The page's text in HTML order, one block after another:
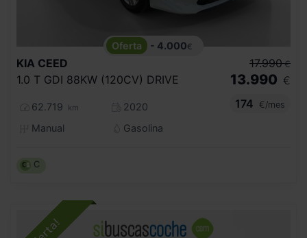
- 4.000€
KIA CEED
1.0 T GDI 88KW (120CV) DRIVE
62.719 km
2020
Manual
Gasolina
17.990 €
13.990 €
174
€/mes
C